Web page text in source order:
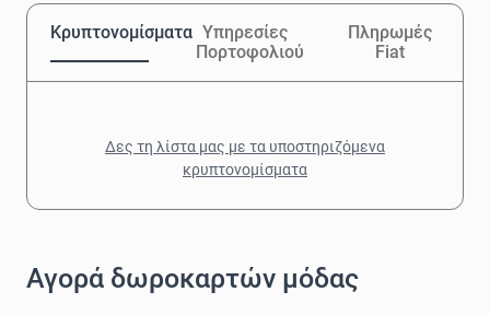
Κρυπτονομίσματα Υπηρεσίες
Πορτοφολιού
Πληρωμές
Fiat
Δες τη λίστα μας με τα υποστηριζόμενα
κρυπτονομίσματα
Αγορά δωροκαρτών μόδας